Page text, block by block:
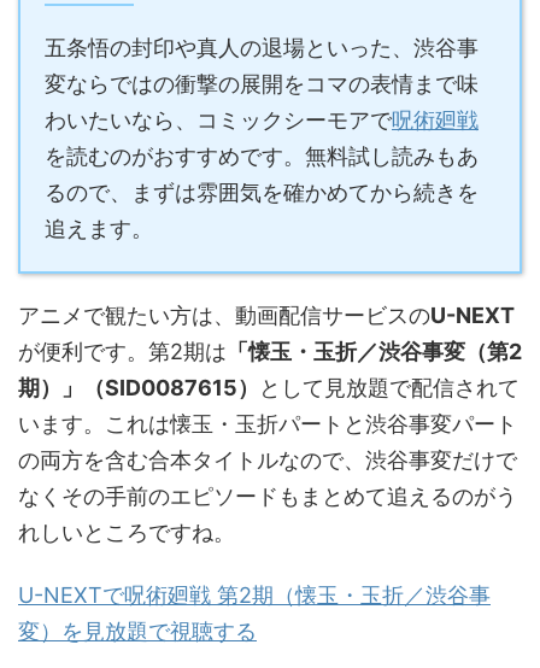
五条悟の封印や真人の退場といった、渋谷事
変ならではの衝撃の展開をコマの表情まで味
わいたいなら、コミックシーモアで呪術廻戦
を読むのがおすすめです。無料試し読みもあ
るので、まずは雰囲気を確かめてから続きを
追えます。
アニメで観たい方は、動画配信サービスのU-NEXT
が便利です。第2期は 「懐玉・玉折／渋谷事変（第2
期）」（SID0087615）
として見放題で配信されて
います。これは懐玉・玉折パートと渋谷事変パート
の両方を含む合本タイトルなので、渋谷事変だけで
なくその手前のエピソードもまとめて追えるのがう
れしいところですね。
U-NEXTで呪術廻戦 第2期（懐玉・玉折／渋谷事
変）を見放題で視聴する